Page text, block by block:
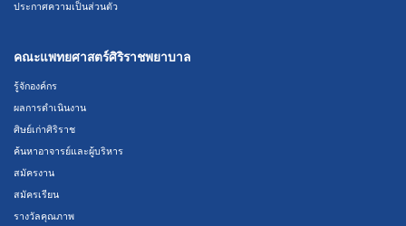
ประกาศความเป็นส่วนตัว
คณะแพทยศาสตร์ศิริราชพยาบาล
รู้จักองค์กร
ผลการดำเนินงาน
ศิษย์เก่าศิริราช
ค้นหาอาจารย์และผู้บริหาร
สมัครงาน
สมัครเรียน
รางวัลคุณภาพ